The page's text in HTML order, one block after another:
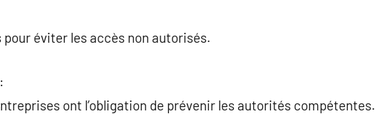
éviter les accès non autorisés.
ont l’obligation de prévenir les autorités compétentes.